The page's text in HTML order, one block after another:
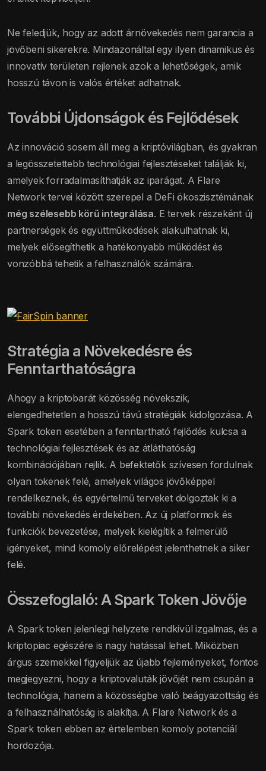
Ne feledjük, hogy az adott árnövekedés nem garancia a
jövőbeni sikerekre. Mindazonáltal egy ilyen dinamikus és
innovatív területen rejlenek azok a lehetőségek, amik
hosszú távon is valós értéket adhatnak.
További Újdonságok és Fejlődések
Az innováció sosem áll meg a kriptóvilágban, és gyakran
a legösszetettebb technológiai fejlesztéseket találják ki,
amelyek forradalmasíthatják az iparágat. A Flare
Network tervei között szerepel a DeFi ökoszisztémának
még szélesebb körű integrálása. E tervek részeként új
partnerségek és együttműködések alakulhatnak ki,
melyek elősegíthetik a hatékonyabb működést és
vonzóbbá tehetik a felhasználók számára.
Stratégia a Növekedésre és
Fenntarthatóságra
Ahogy a kriptobarát közösség növekszik,
elengedhetetlen a hosszú távú stratégiák kidolgozása. A
Spark token esetében a fenntartható fejlődés kulcsa a
technológiai fejlesztések és az átláthatóság
kombinációjában rejlik. A befektetők szívesen fordulnak
olyan tokenek felé, amelyek világos jövőképpel
rendelkeznek, és egyértelmű terveket dolgoztak ki a
további növekedés érdekében. Az új platformok és
funkciók bevezetése, melyek kielégítik a felmerülő
igényeket, mind komoly előrelépést jelenthetnek a siker
felé.
Összefoglaló: A Spark Token Jövője
A Spark token jelenlegi helyzete rendkívül izgalmas, és a
kriptopiac egészére is nagy hatással lehet. Miközben
árgus szemekkel figyeljük az újabb fejleményeket, fontos
megjegyezni, hogy a kriptovaluták jövőjét nem csupán a
technológia, hanem a közösségbe való beágyazottság és
a felhasználhatóság is alakítja. A Flare Network és a
Spark token ebben az értelemben komoly potenciál
hordozója.